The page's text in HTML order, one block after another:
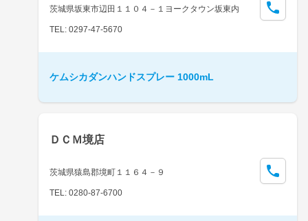
茨城県坂東市辺田１１０４－１ヨークタウン坂東内
TEL: 0297-47-5670
ケムシカダンハンドスプレー 1000mL
ＤＣＭ境店
茨城県猿島郡境町１１６４－９
TEL: 0280-87-6700